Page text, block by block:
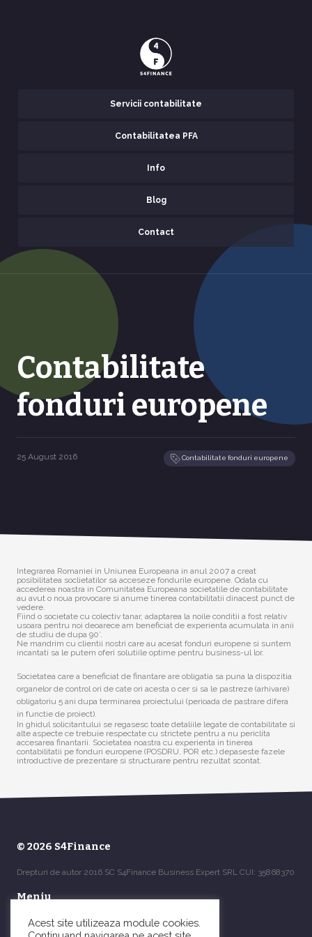
Servicii contabilitate
Contabilitatea PFA
Info
Blog
Contact
Contabilitate
fonduri europene
25 August 2016 Contabilitate fonduri europene
Integrarea Romaniei in Uniunea Europeana in anul 2007 a creat
posibilitatea soclietatilor sa acceseze fondurile europene. Odata cu
accederea noastra in Comunitatea Europeana societatile de contabilitate
au avut o noua provocare si anume tinerea contabilitatii dinacest punct de
vedere.
Fiind o societate cu colectiv tanar, adaptarea la noile conditii a fost relativ
usoara pentru noi deoarece am beneficiat de experienta acumulata in anii
de studiu de dupa 90′.
Ne mandrim cu clientii nostri care au acesat fonduri europene si suntem
incantati sa le putem oferi solutiile optime pentru business-ul lor.
Societatea care a beneficiat de finantare are obligatia sa puna la dispozitia
organelor de control ori de cate ori acesta o cer si sa le pastreze (arhivare)
obligatoriu 5 ani dupa terminarea proiectului (perioada de pastrare difera
in functie de proiect).
In ghidul solicitantului se regasesc toate detaliile legate de contabilitate si
alte aspecte ce trebuie respectate cu strictete pentru a nu periclita
accesarea finantarii. Societatea noastra cu experienta in tinerea
contabilitatii pe fonduri europene (POSDRU, POR etc.) depaseste fazele
introductive de prezentare si structurare pentru rezultat scontat.
© 2026 S4Finance
Drepturi de autor 2016 SC S4Finance Business Expert SRL CUI: 35868370
Meniu
Acasa
Servicii contabilitate
Acest site utilizeaza module cookies.